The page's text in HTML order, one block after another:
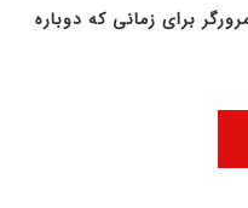
برای زمانی که دوباره